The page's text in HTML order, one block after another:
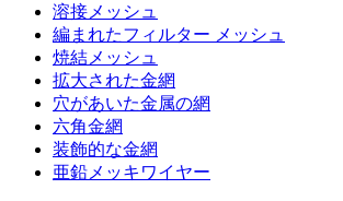
溶接メッシュ
編まれたフィルター メッシュ
焼結メッシュ
拡大された金網
穴があいた金属の網
六角金網
装飾的な金網
亜鉛メッキワイヤー